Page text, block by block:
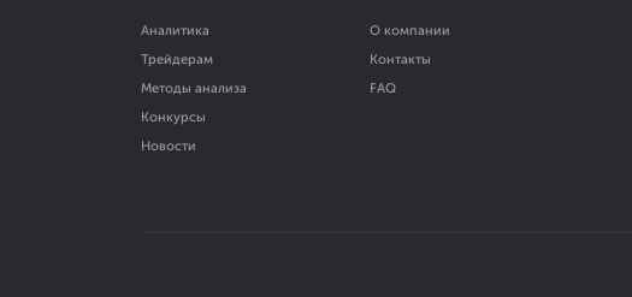
Аналитика
Трейдерам
Методы анализа
Конкурсы
Новости
О компании
Контакты
FAQ